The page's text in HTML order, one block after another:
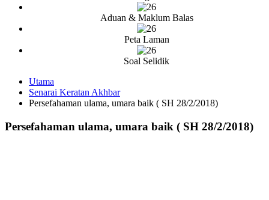
Aduan & Maklum Balas
Peta Laman
Soal Selidik
Utama
Senarai Keratan Akhbar
Persefahaman ulama, umara baik ( SH 28/2/2018)
Persefahaman ulama, umara baik ( SH 28/2/2018)